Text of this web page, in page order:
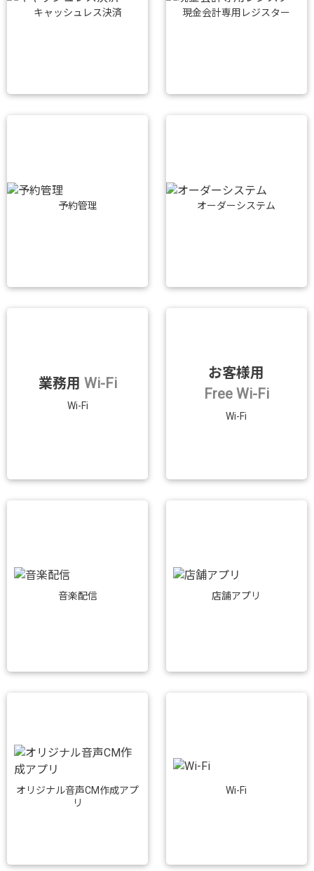
キャッシュレス決済 現金会計専用レジスター
予約管理 オーダーシステム
業務用 Wi-Fi
Wi-Fi
お客様用
Free Wi-Fi
Wi-Fi
音楽配信 店舗アプリ
オリジナル音声CM作成アプ
リ
Wi-Fi